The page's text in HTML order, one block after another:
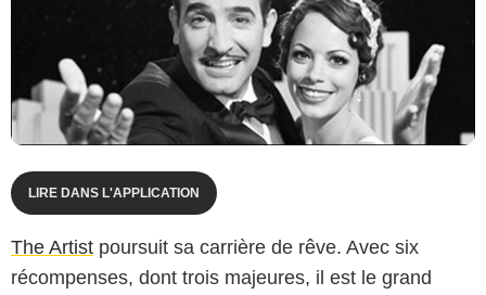
LIRE DANS L'APPLICATION
The Artist poursuit sa carrière de rêve. Avec six
récompenses, dont trois majeures, il est le grand